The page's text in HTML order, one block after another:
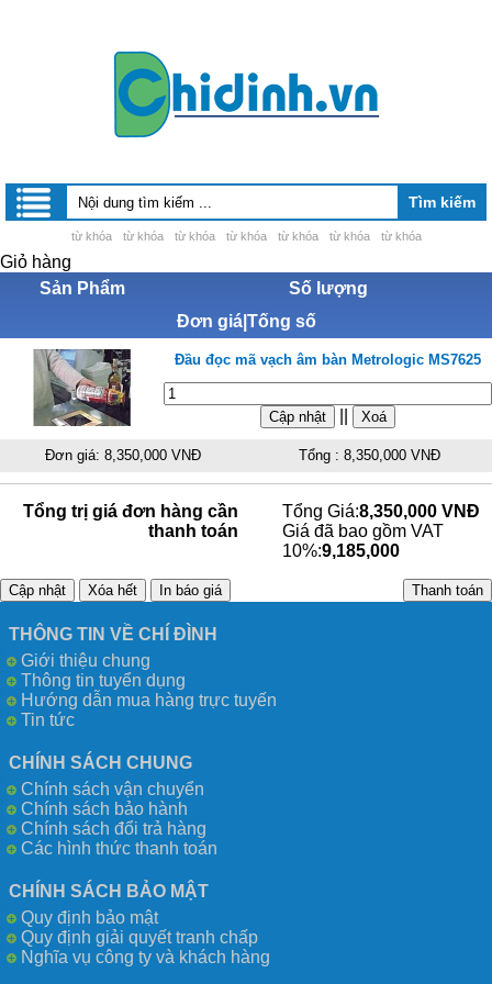
từ khóa từ khóa từ khóa từ khóa từ khóa từ khóa từ khóa
Giỏ hàng
Sản Phẩm
Số lượng
Đơn giá|Tống số
Đầu đọc mã vạch âm bàn Metrologic MS7625
Đơn giá: 8,350,000 VNĐ Tổng : 8,350,000 VNĐ
Tổng trị giá đơn hàng cần
thanh toán
Tổng Giá:8,350,000 VNĐ
Giá đã bao gồm VAT
10%:9,185,000
THÔNG TIN VỀ CHÍ ĐÌNH
Giới thiệu chung
Thông tin tuyển dụng
Hướng dẫn mua hàng trực tuyến
Tin tức
CHÍNH SÁCH CHUNG
Chính sách vận chuyển
Chính sách bảo hành
Chính sách đổi trả hàng
Các hình thức thanh toán
CHÍNH SÁCH BẢO MẬT
Quy định bảo mật
Quy định giải quyết tranh chấp
Nghĩa vụ công ty và khách hàng